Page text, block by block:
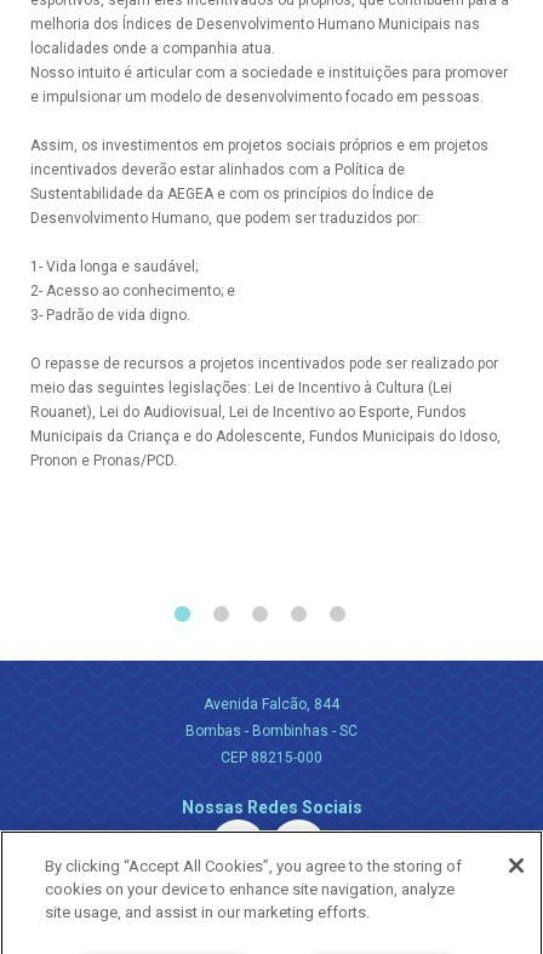
melhoria dos Índices de Desenvolvimento Humano Municipais nas
localidades onde a companhia atua.
Nosso intuito é articular com a sociedade e instituições para promover
e impulsionar um modelo de desenvolvimento focado em pessoas.
Assim, os investimentos em projetos sociais próprios e em projetos
incentivados deverão estar alinhados com a Política de
Sustentabilidade da AEGEA e com os princípios do Índice de
Desenvolvimento Humano, que podem ser traduzidos por:
1- Vida longa e saudável;
2- Acesso ao conhecimento; e
3- Padrão de vida digno.
O repasse de recursos a projetos incentivados pode ser realizado por
meio das seguintes legislações: Lei de Incentivo à Cultura (Lei
Rouanet), Lei do Audiovisual, Lei de Incentivo ao Esporte, Fundos
Municipais da Criança e do Adolescente, Fundos Municipais do Idoso,
Pronon e Pronas/PCD.
Avenida Falcão, 844
Bombas - Bombinhas - SC
CEP 88215-000
Nossas Redes Sociais
By clicking “Accept All Cookies”, you agree to the storing of
cookies on your device to enhance site navigation, analyze
site usage, and assist in our marketing efforts.